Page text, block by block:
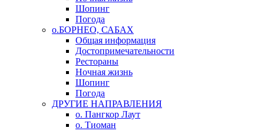
Шопинг
Погода
о.БОРНЕО, САБАХ
Общая информация
Достопримечательности
Рестораны
Ночная жизнь
Шопинг
Погода
ДРУГИЕ НАПРАВЛЕНИЯ
о. Пангкор Лаут
о. Тиоман